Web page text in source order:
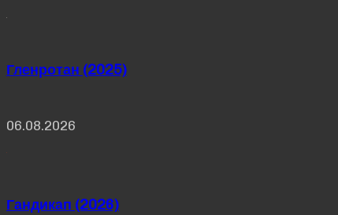
Гленротан (2025)
06.08.2026
Гандикап (2026)